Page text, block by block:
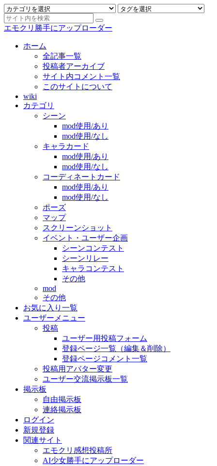
エモクリ勝手にアップローダー
ホーム
全記事一覧
投稿者アーカイブ
サイト内コメント一覧
このサイトについて
wiki
カテゴリ
シーン
mod使用/あり
mod使用/なし
キャラカード
mod使用/あり
mod使用/なし
コーディネートカード
mod使用/あり
mod使用/なし
ポーズ
マップ
スクリーンショット
イベント・ユーザー企画
シーンコンテスト
シーンリレー
キャラコンテスト
その他
mod
その他
お気に入り一覧
ユーザーメニュー
投稿
ユーザー用投稿フォーム
登録ページ一覧（編集＆削除）
登録ページコメント一覧
投稿用アバター変更
ユーザー交流掲示板一覧
掲示板
自由掲示板
連絡掲示板
ログイン
新規登録
関連サイト
エモクリ感想投稿所
AI少女勝手にアップローダー